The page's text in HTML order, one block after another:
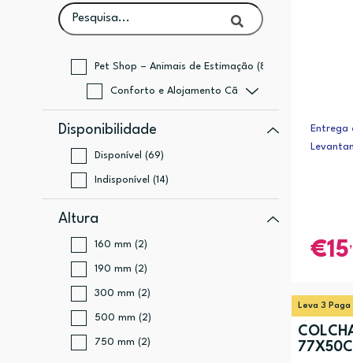
Pet Shop – Animais de Estimação (83)
Conforto e Alojamento Cão (83)
Disponibilidade
Disponível (69)
Indisponível (14)
Altura
160 mm (2)
190 mm (2)
300 mm (2)
500 mm (2)
750 mm (2)
Entrega
15
Leva 3 Paga